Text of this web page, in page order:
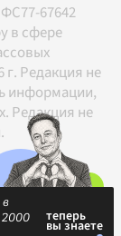
67642
в сфере
Редакция не
информации,
Редакция не
с
в
2000